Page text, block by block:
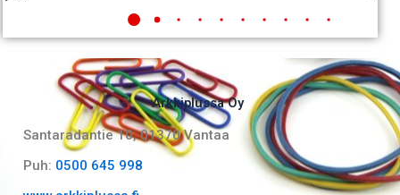
Arkkiplussa Oy
Santaradantie 10, 01370 Vantaa​
Puh: 0500 645 998